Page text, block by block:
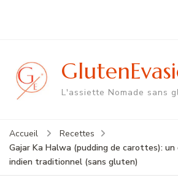
L'assiette Nomade sans
Accueil
Recettes
Gajar Ka Halwa (pudding de carottes):
indien traditionnel (sans gluten)